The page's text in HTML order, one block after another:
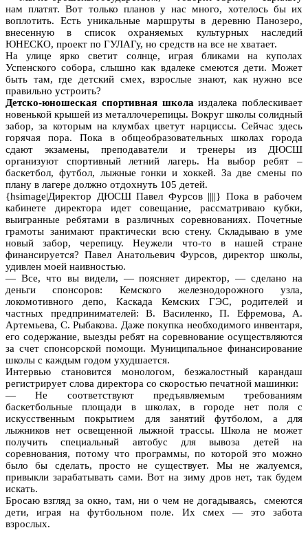
нам платят. Вот только планов у нас много, хотелось бы их
воплотить. Есть уникальные маршруты в деревню Панозеро,
внесенную в список охраняемых культурных наследий
ЮНЕСКО, проект по ГУЛАГу, но средств на все не хватает.
На улице ярко светит солнце, играя бликами на куполах
Успенского собора, слышно как вдалеке смеются дети. Может
быть там, где детский смех, взрослые знают, как нужно все
правильно устроить?
Детско-юношеская спортивная школа издалека поблескивает
новенькой крышей из металлочерепицы. Вокруг школы солидный
забор, за которым на клумбах цветут нарциссы. Сейчас здесь
горячая пора. Пока в общеобразовательных школах города
сдают экзамены, преподаватели и тренеры из ДЮСШ
организуют спортивный летний лагерь. На выбор ребят –
баскетбол, футбол, лыжные гонки и хоккей. За две смены по
плану в лагере должно отдохнуть 105 детей.
{hsimage|Директор ДЮСШ Павел Фурсов ||||} Пока в рабочем
кабинете директора идет совещание, рассматриваю кубки,
выигранные ребятами в различных соревнованиях. Почетные
грамоты занимают практически всю стену. Складываю в уме
новый забор, черепицу. Неужели что-то в нашей стране
финансируется? Павел Анатольевич Фурсов, директор школы,
удивлен моей наивностью.
— Все, что вы видели, — поясняет директор, — сделано на
деньги спонсоров: Кемского железнодорожного узла,
локомотивного депо, Каскада Кемских ГЭС, родителей и
частных предпринимателей: В. Василенко, П. Ефремова, А.
Артемьева, С. Рыбакова. Даже покупка необходимого инвентаря,
его содержание, выезды ребят на соревнование осуществляются
за счет спонсорской помощи. Муниципальное финансирование
школы с каждым годом ухудшается.
Интервью становится монологом, безжалостный карандаш
регистрирует слова директора со скоростью печатной машинки:
— Не соответствуют предъявляемым требованиям
баскетбольные площади в школах, в городе нет поля с
искусственным покрытием для занятий футболом, а для
лыжников нет освещенной лыжной трассы. Школа не может
получить специальный автобус для вывоза детей на
соревнования, потому что программы, по которой это можно
было бы сделать, просто не существует. Мы не жалуемся,
привыкли зарабатывать сами. Вот на зиму дров нет, так будем
искать.
Бросаю взгляд за окно, там, ни о чем не догадываясь, смеются
дети, играя на футбольном поле. Их смех — это забота
взрослых.